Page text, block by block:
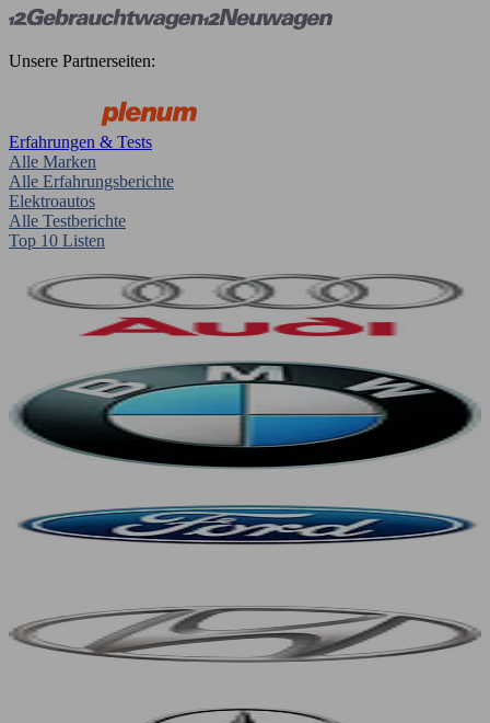
Unsere Partnerseiten:
Erfahrungen & Tests
Alle Marken
Alle Erfahrungsberichte
Elektroautos
Alle Testberichte
Top 10 Listen